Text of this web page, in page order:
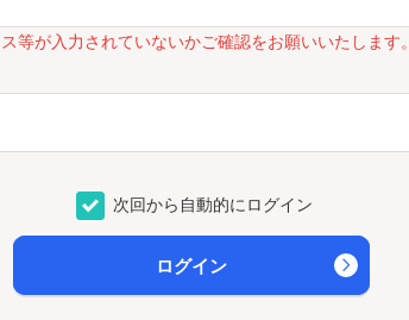
等が入力されていないかご確認をお願いいたします。
次回から自動的にログイン
ログイン